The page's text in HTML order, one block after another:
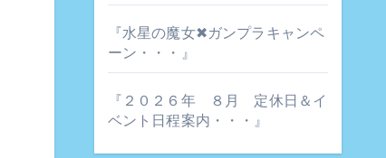
『水星の魔女✖ガンプラキャンペ
ーン・・・』
『２０２６年 ８月 定休日＆イ
ベント日程案内・・・』